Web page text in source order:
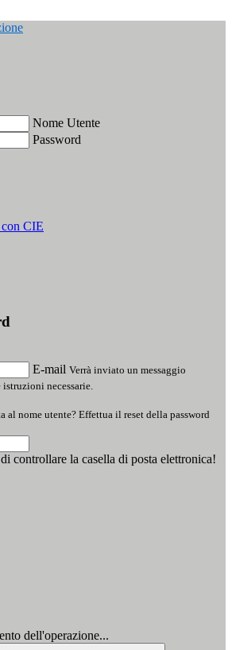
Nome Utente
Password
CIE
E-mail Verrà inviato un messaggio
necessarie.
al nome utente? Effettua il reset della password
controllare la casella di posta elettronica!
dell'operazione...